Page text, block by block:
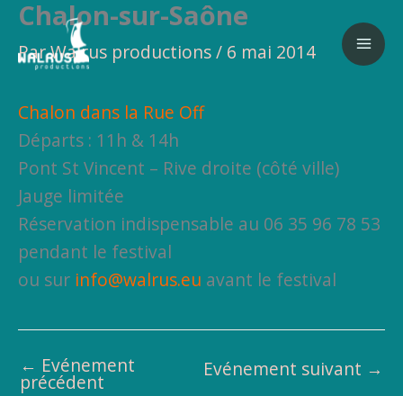
Aller
contenu
Chalon-sur-Saône
ParWalrus productions/ 6 mai 2014
Chalon dans la Rue Off
Départs : 11h & 14h
Pont St Vincent – Rive droite (côté ville)
Jauge limitée
Réservation indispensable au 06 35 96 78 53
pendant le festival
ou sur info@walrus.eu avant le festival
← Evénement
précédent
Evénement suivant →